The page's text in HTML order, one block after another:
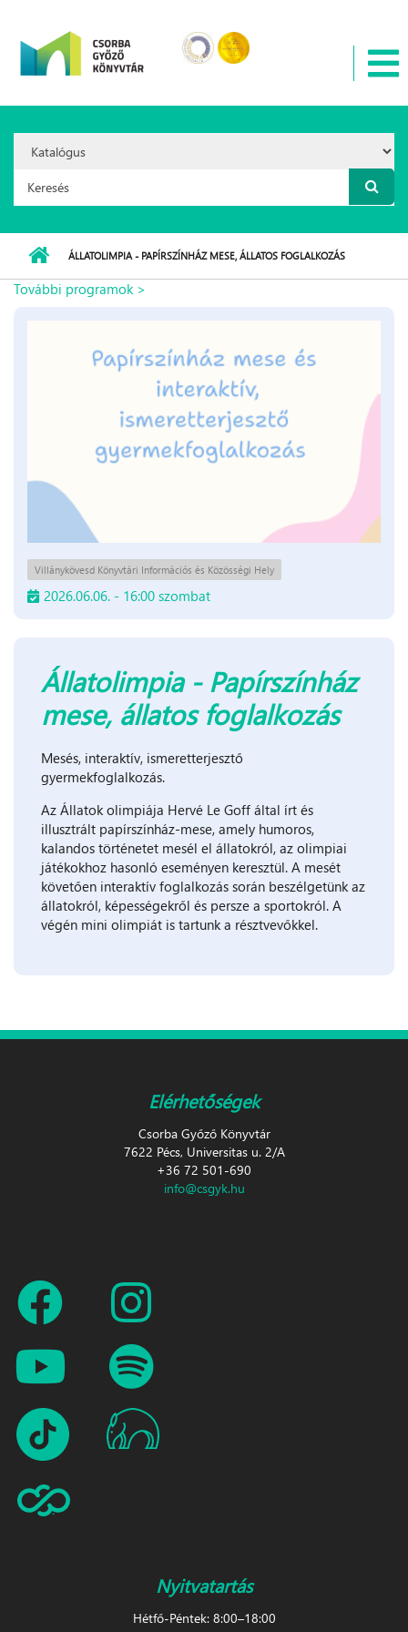
Option:
Keresés űrlap
ÁLLATOLIMPIA - PAPÍRSZÍNHÁZ MESE, ÁLLATOS FOGLALKOZÁS
További programok >
Villánykövesd Könyvtári Információs és Közösségi Hely
2026.06.06. - 16:00 szombat
Állatolimpia - Papírszínház
mese, állatos foglalkozás
Mesés, interaktív, ismeretterjesztő
gyermekfoglalkozás.
Az Állatok olimpiája Hervé Le Goff által írt és
illusztrált papírszínház-mese, amely humoros,
kalandos történetet mesél el állatokról, az olimpiai
játékokhoz hasonló eseményen keresztül. A mesét
követően interaktív foglalkozás során beszélgetünk az
állatokról, képességekről és persze a sportokról. A
végén mini olimpiát is tartunk a résztvevőkkel.
Elérhetőségek
Csorba Győző Könyvtár
7622 Pécs, Universitas u. 2/A
+36 72 501-690
info@csgyk.hu
Nyitvatartás
Hétfő-Péntek: 8:00–18:00